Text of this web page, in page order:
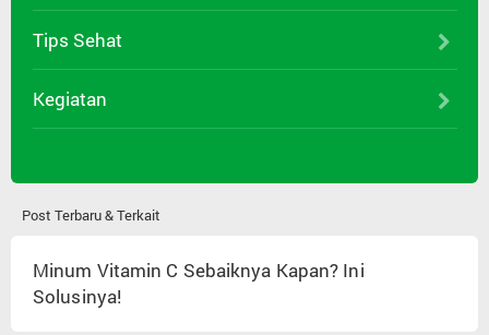
Tips Sehat
Kegiatan
Post Terbaru & Terkait
Minum Vitamin C Sebaiknya Kapan? Ini
Solusinya!